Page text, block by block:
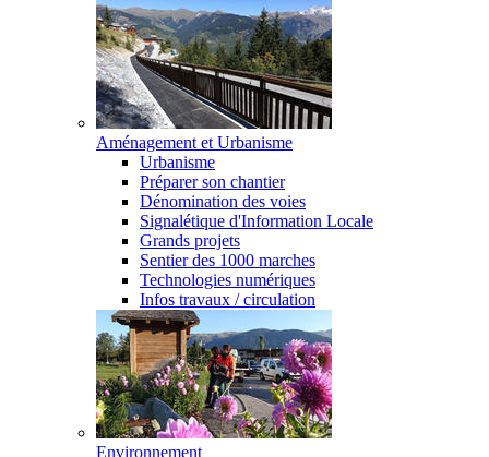
Aménagement et Urbanisme
Urbanisme
Préparer son chantier
Dénomination des voies
Signalétique d'Information Locale
Grands projets
Sentier des 1000 marches
Technologies numériques
Infos travaux / circulation
Environnement